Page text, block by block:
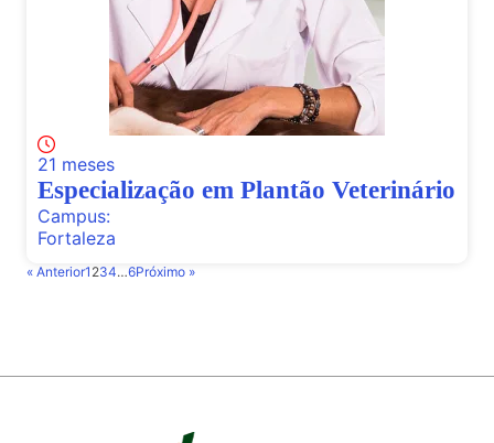
21 meses
Especialização em Plantão Veterinário
Campus:
Fortaleza
« Anterior1 234…6Próximo »